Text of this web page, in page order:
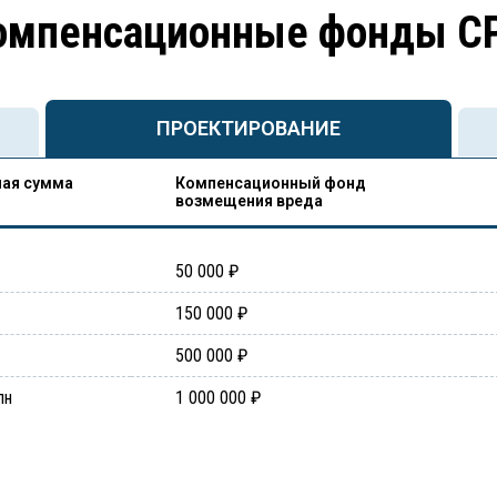
фонды
ПРОЕКТИРОВАНИЕ
сумма
Компенсационный фонд
возмещения вреда
50 000 ₽
150 000 ₽
500 000 ₽
1 000 000 ₽